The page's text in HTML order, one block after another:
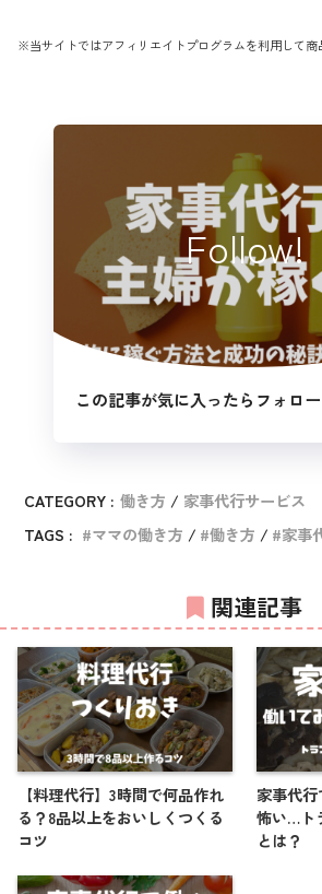
※当サイトではアフィリエイトプログラムを利用して商
Follow!
この記事が気に入ったらフォロ
CATEGORY : 働き方
家事代行サービス
TAGS :
ママの働き方 働き方 家事
関連記事
【料理代行】3時間で何品作れ
る？8品以上をおいしくつくる
コツ
家事代
怖い…ト
とは？